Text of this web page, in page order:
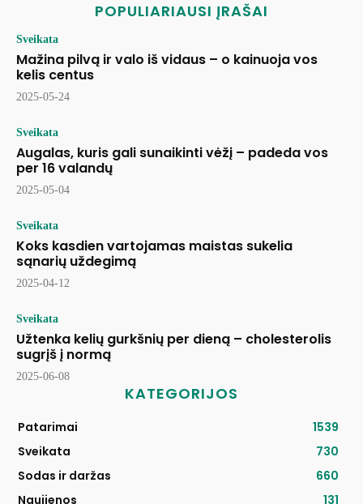
POPULIARIAUSI ĮRAŠAI
Sveikata
Mažina pilvą ir valo iš vidaus – o kainuoja vos
kelis centus
2025-05-24
Sveikata
Augalas, kuris gali sunaikinti vėžį – padeda vos
per 16 valandų
2025-05-04
Sveikata
Koks kasdien vartojamas maistas sukelia
sąnarių uždegimą
2025-04-12
Sveikata
Užtenka kelių gurkšnių per dieną – cholesterolis
sugrįš į normą
2025-06-08
KATEGORIJOS
Patarimai
1539
Sveikata
730
Sodas ir daržas
660
Naujienos
131